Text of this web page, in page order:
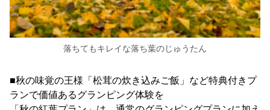
落ちてもキレイな落ち葉のじゅうたん
■秋の味覚の王様「松茸の炊き込みご飯」など特典付きプ
ランで価値あるグランピング体験を